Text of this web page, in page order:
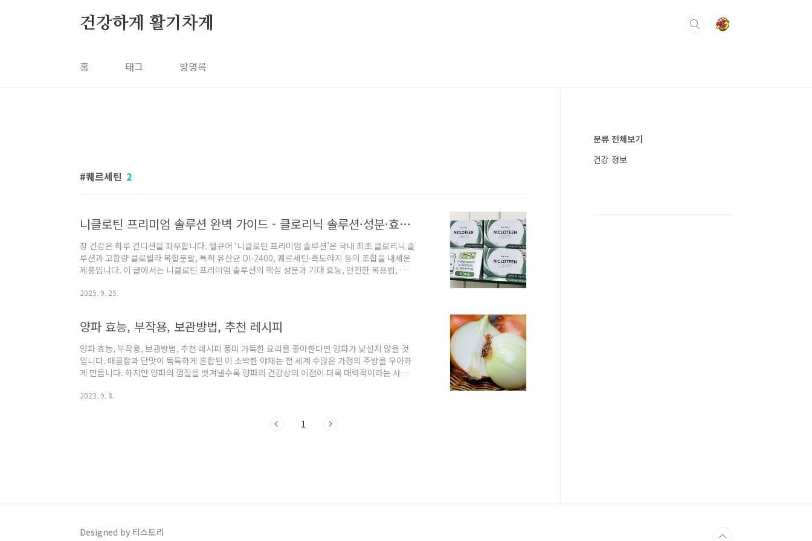
건강하게 활기차게
홈 태그 방명록
퀘르세틴 2
니클로틴 프리미엄 솔루션 완벽 가이드 - 클로리닉 솔루션·성분·효능·복용법·가격 한 번에 정리
장 건강은 하루 컨디션을 좌우합니다. 헬큐어 ‘니클로틴 프리미엄 솔루션’은 국내 최초 클로리닉 솔
루션과 고함량 클로렐라 복합분말, 특허 유산균 DI-2400, 퀘르세틴·흑도라지 등의 조합을 내세운
제품입니다. 이 글에서는 니클로틴 프리미엄 솔루션의 핵심 성분과 기대 효능, 안전한 복용법, 가격
에 맞는 적용법을 바로 챙겨 가실 수 있습니다. ▤ 목차 니클로틴 프리미엄 솔루션 완벽 가이드 - 클
제품 콘셉트와 포지셔닝(헬큐어·클로리닉 솔루션 기반)니클로틴 프리미엄 솔루션은 장 환경을 우
선 정돈하고 전신 활력을 끌어올..
2025. 9. 25.
양파 효능, 부작용, 보관방법, 추천 레시피
양파 효능, 부작용, 보관방법, 추천 레시피 풍미 가득한 요리를 좋아한다면 양파가 낯설지 않을 것
입니다. 매콤함과 단맛이 독특하게 혼합된 이 소박한 야채는 전 세계 수많은 가정의 주방을 우아하
게 만듭니다. 하지만 양파의 껍질을 벗겨낼수록 양파의 건강상의 이점이 더욱 매력적이라는 사실
아 보겠습니다. 혈액 순환 개선부터 숙취 해소, 숙면 개선, 면역력 강화, 미용 및 체중 관리 혜택까지
효능 1. 혈액순환 개선 심혈관 건강을 위한 퀘르세틴 양파의 바깥층에는 '케르세틴'이라는 귀중한
2023. 9. 8.
1
분류 전체보기
건강 정보
Designed by 티스토리